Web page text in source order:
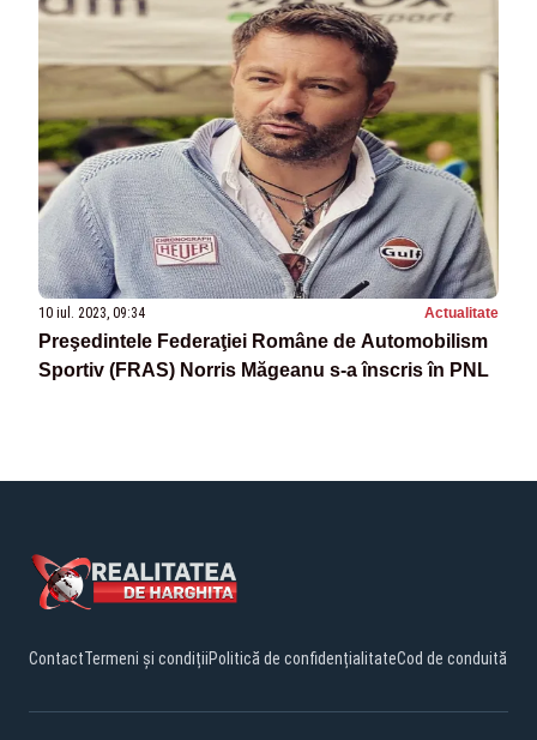
10 iul. 2023, 09:34 Actualitate
Preşedintele Federaţiei Române de Automobilism
Sportiv (FRAS) Norris Măgeanu s-a înscris în PNL
ContactTermeni și condițiiPolitică de confidențialitateCod de conduită